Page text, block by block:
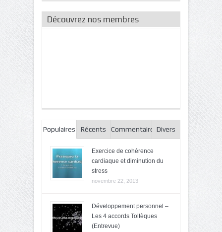
Découvrez nos membres
Populaires Récents CommentairesDivers
Exercice de cohérence
cardiaque et diminution du
stress
novembre 22, 2013
Développement personnel –
Les 4 accords Toltèques
(Entrevue)